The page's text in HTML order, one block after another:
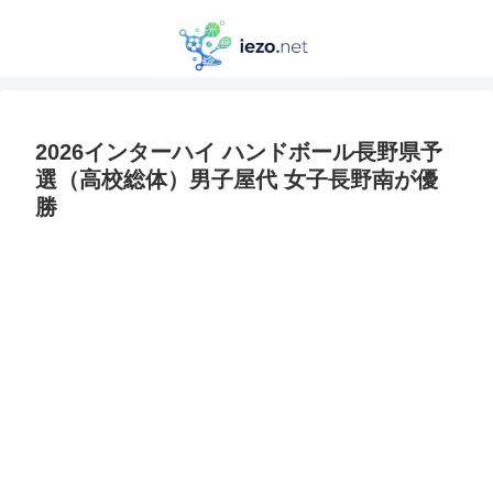
2026インターハイ ハンドボール長野県予
選（高校総体）男子屋代 女子長野南が優
勝